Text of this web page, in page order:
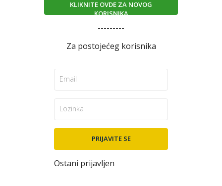
KLIKNITE OVDE ZA NOVOG
KORISNIKA
---------
Za postojećeg korisnika
Ostani prijavljen